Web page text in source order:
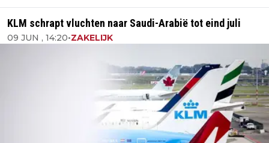
KLM schrapt vluchten naar Saudi-Arabië tot eind juli
09 JUN , 14:20•ZAKELIJK